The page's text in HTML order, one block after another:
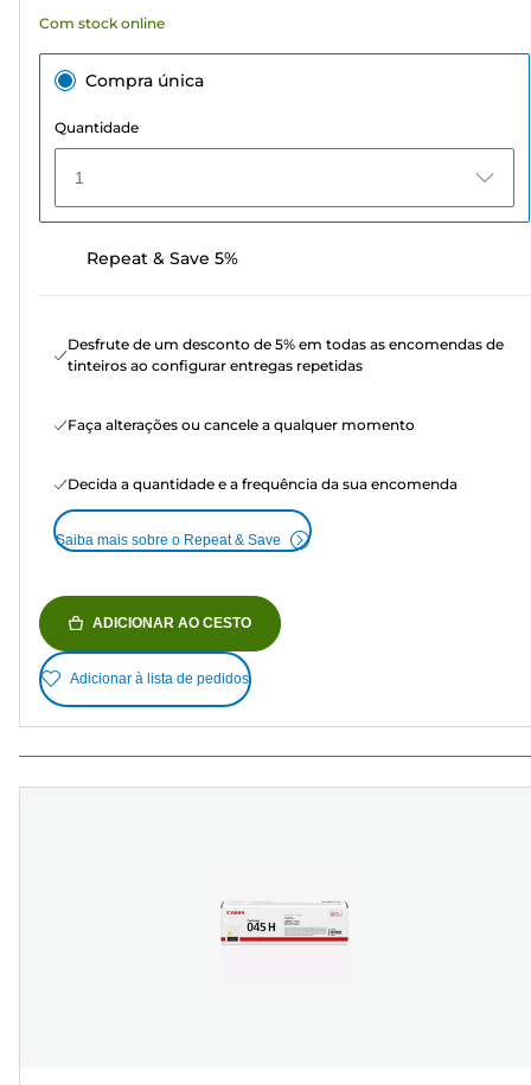
Com stock online
Compra única
Quantidade
1
Repeat & Save 5%
Desfrute de um desconto de 5% em todas as encomendas de
tinteiros ao configurar entregas repetidas
Faça alterações ou cancele a qualquer momento
Decida a quantidade e a frequência da sua encomenda
Saiba mais sobre o Repeat & Save
ADICIONAR AO CESTO
Adicionar à lista de pedidos